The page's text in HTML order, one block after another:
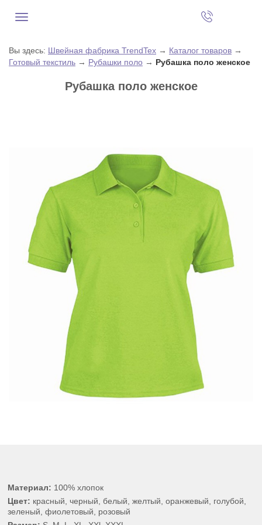
Вы здесь: Швейная фабрика TrendTex → Каталог товаров →
Готовый текстиль → Рубашки поло → Рубашка поло женское
Рубашка поло женское
Материал: 100% хлопок
Цвет: красный, черный, белый, желтый, оранжевый, голубой,
зеленый, фиолетовый, розовый